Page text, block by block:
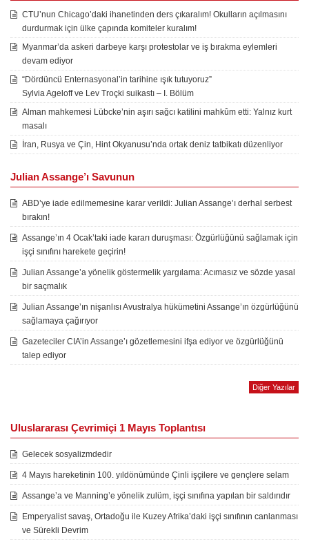
CTU’nun Chicago’daki ihanetinden ders çıkaralım! Okulların açılmasını
durdurmak için ülke çapında komiteler kuralım!
Myanmar’da askeri darbeye karşı protestolar ve iş bırakma eylemleri
devam ediyor
“Dördüncü Enternasyonal’in tarihine ışık tutuyoruz”
Sylvia Ageloff ve Lev Troçki suikastı – I. Bölüm
Alman mahkemesi Lübcke’nin aşırı sağcı katilini mahkûm etti: Yalnız kurt
masalı
İran, Rusya ve Çin, Hint Okyanusu’nda ortak deniz tatbikatı düzenliyor
Julian Assange’ı Savunun
ABD’ye iade edilmemesine karar verildi: Julian Assange’ı derhal serbest
bırakın!
Assange’ın 4 Ocak’taki iade kararı duruşması: Özgürlüğünü sağlamak için
işçi sınıfını harekete geçirin!
Julian Assange’a yönelik göstermelik yargılama: Acımasız ve sözde yasal
bir saçmalık
Julian Assange’ın nişanlısı Avustralya hükümetini Assange’ın özgürlüğünü
sağlamaya çağırıyor
Gazeteciler CIA’in Assange’ı gözetlemesini ifşa ediyor ve özgürlüğünü
talep ediyor
Diğer Yazılar
Uluslararası Çevrimiçi 1 Mayıs Toplantısı
Gelecek sosyalizmdedir
4 Mayıs hareketinin 100. yıldönümünde Çinli işçilere ve gençlere selam
Assange’a ve Manning’e yönelik zulüm, işçi sınıfına yapılan bir saldırıdır
Emperyalist savaş, Ortadoğu ile Kuzey Afrika’daki işçi sınıfının canlanması
ve Sürekli Devrim